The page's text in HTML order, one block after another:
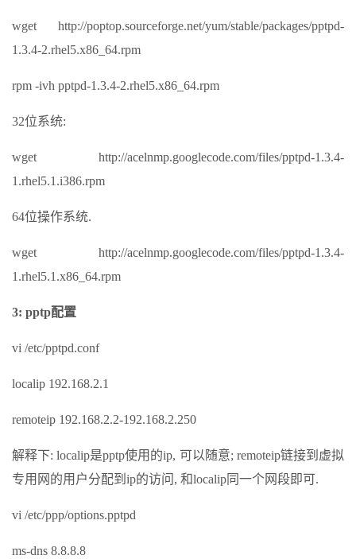
wget http://poptop.sourceforge.net/yum/stable/packages/pptpd-
1.3.4-2.rhel5.x86_64.rpm
rpm -ivh pptpd-1.3.4-2.rhel5.x86_64.rpm
32位系统:
wget http://acelnmp.googlecode.com/files/pptpd-1.3.4-
1.rhel5.1.i386.rpm
64位操作系统.
wget http://acelnmp.googlecode.com/files/pptpd-1.3.4-
1.rhel5.1.x86_64.rpm
3: pptp配置
vi /etc/pptpd.conf
localip 192.168.2.1
remoteip 192.168.2.2-192.168.2.250
解释下: localip是pptp使用的ip, 可以随意; remoteip链接到虚拟
专用网的用户分配到ip的访问, 和localip同一个网段即可.
vi /etc/ppp/options.pptpd
ms-dns 8.8.8.8